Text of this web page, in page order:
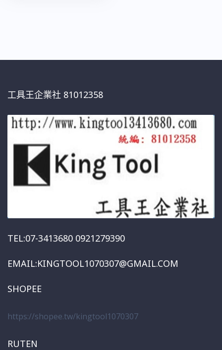
工具王企業社 81012358
TEL:07-3413680 0921279390
EMAIL:KINGTOOL1070307@GMAIL.COM
SHOPEE
https://shopee.tw/kingtool1070307
RUTEN